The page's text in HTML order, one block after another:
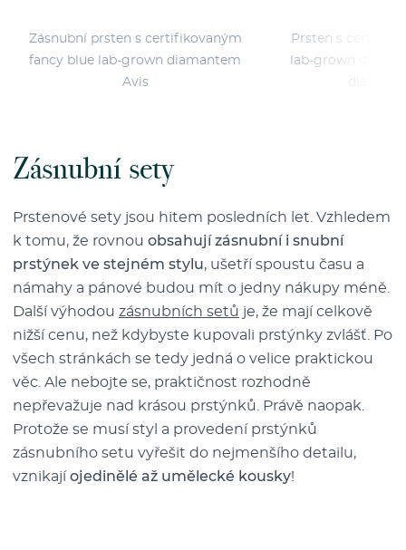
Zásnubní prsten s certifikovaným
fancy blue lab-grown diamantem
Avis
Prsten s
lab-grown
Zásnubní sety
Prstenové sety jsou hitem posledních let. Vzhledem
k tomu, že rovnou obsahují zásnubní i snubní
prstýnek ve stejném stylu, ušetří spoustu času a
námahy a pánové budou mít o jedny nákupy méně.
Další výhodou zásnubních setů je, že mají celkově
nižší cenu, než kdybyste kupovali prstýnky zvlášť. Po
všech stránkách se tedy jedná o velice praktickou
věc. Ale nebojte se, praktičnost rozhodně
nepřevažuje nad krásou prstýnků. Právě naopak.
Protože se musí styl a provedení prstýnků
zásnubního setu vyřešit do nejmenšího detailu,
vznikají ojedinělé až umělecké kousky!